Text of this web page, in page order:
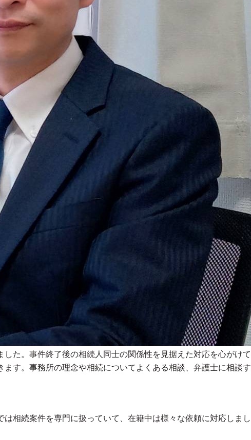
た。事件終了後の相続人同士の関係性を見据えた対応を心がけて
す。事務所の理念や相続についてよくある相談、弁護士に相談す
相続案件を専門に扱っていて、在籍中は様々な依頼に対応しまし